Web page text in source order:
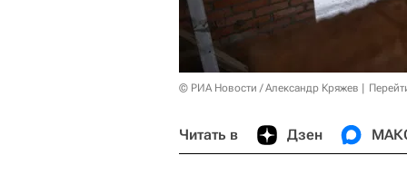
© РИА Новости / Александр Кряжев
Читать в Дзен